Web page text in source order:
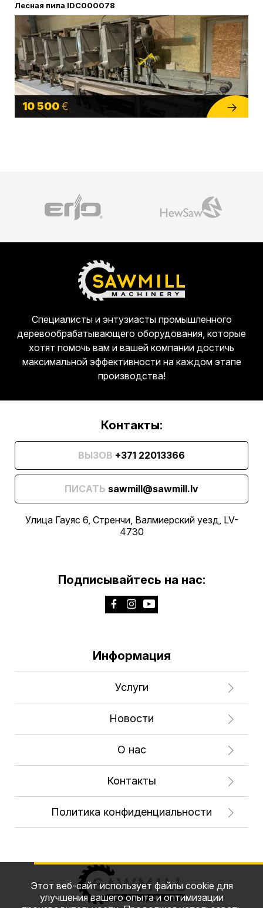
Лесная пила IDC000078
10 500€
Специалисты и энтузиасты промышленного
деревообрабатывающего оборудования, которые
хотят помочь вам и вашей компании достичь
максимальной эффективности на каждом этапе
производства!
Контакты:
ВЫЗОВ +371 22013366
ПИСАТЬ sawmill@sawmill.lv
Улица Гауяс 6, Стренчи, Валмиерский уезд, LV-
4730
Подписывайтесь на нас:
Информация
Услуги
Новости
О нас
Контакты
Политика конфиденциальности
Этот веб-сайт использует файлы cookie для
улучшения вашего опыта и оптимизации